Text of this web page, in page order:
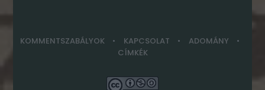
KOMMENTSZABÁLYOK KAPCSOLAT
ADOMÁNY
CÍMKÉK